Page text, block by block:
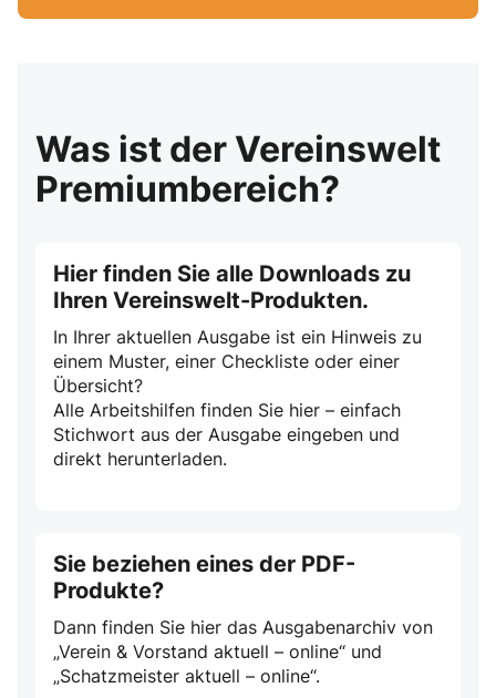
Was ist der Vereinswelt
Premiumbereich?
Hier finden Sie alle Downloads zu
Ihren Vereinswelt-Produkten.
In Ihrer aktuellen Ausgabe ist ein Hinweis zu
einem Muster, einer Checkliste oder einer
Übersicht?
Alle Arbeitshilfen finden Sie hier – einfach
Stichwort aus der Ausgabe eingeben und
direkt herunterladen.
Sie beziehen eines der PDF-
Produkte?
Dann finden Sie hier das Ausgabenarchiv von
„Verein & Vorstand aktuell – online“ und
„Schatzmeister aktuell – online“.